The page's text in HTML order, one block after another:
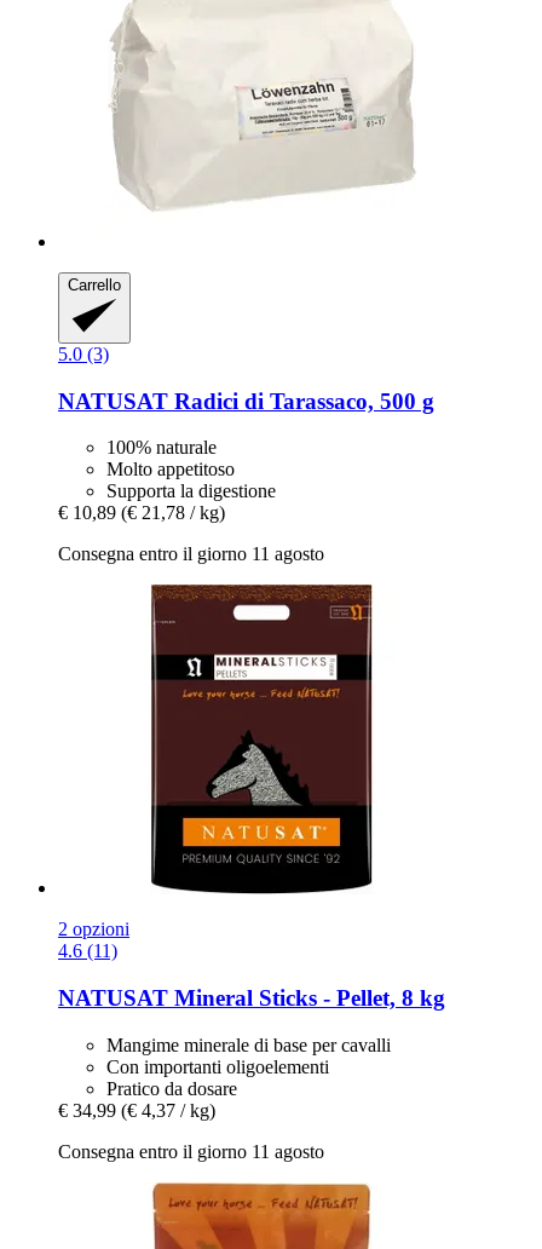
Carrello
5.0 (3)
NATUSAT Radici di Tarassaco, 500 g
100% naturale
Molto appetitoso
Supporta la digestione
€ 10,89 (€ 21,78 / kg)
Consegna entro il giorno 11 agosto
2 opzioni
4.6 (11)
NATUSAT Mineral Sticks -​ Pellet, 8 kg
Mangime minerale di base per cavalli
Con importanti oligoelementi
Pratico da dosare
€ 34,99 (€ 4,37 / kg)
Consegna entro il giorno 11 agosto